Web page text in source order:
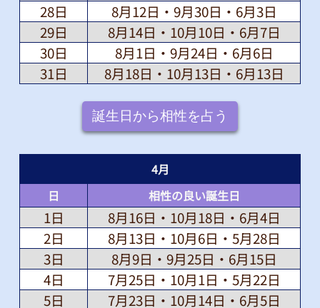
28日
8月12日・9月30日・6月3日
29日
8月14日・10月10日・6月7日
30日
8月1日・9月24日・6月6日
31日
8月18日・10月13日・6月13日
誕生日から相性を占う
4月
日
相性の良い誕生日
1日
8月16日・10月18日・6月4日
2日
8月13日・10月6日・5月28日
3日
8月9日・9月25日・6月15日
4日
7月25日・10月1日・5月22日
5日
7月23日・10月14日・6月5日